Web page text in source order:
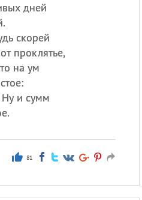
дней
скорей
проклятье,
на ум
и сумм
81